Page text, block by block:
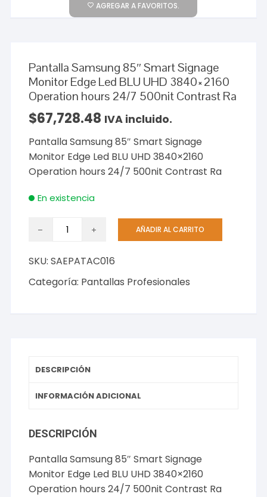
AGREGAR A FAVORITOS.
Pantalla Samsung 85″ Smart Signage
Monitor Edge Led BLU UHD 3840×2160
Operation hours 24/7 500nit Contrast Ra
$67,728.48 IVA incluido.
Pantalla Samsung 85″ Smart Signage
Monitor Edge Led BLU UHD 3840×2160
Operation hours 24/7 500nit Contrast Ra
En existencia
Pantalla
Smart
Signage
3840x2160
hours
Contrast
Ra
AÑADIR AL CARRITO
SKU:SAEPATAC016
Categoría: Pantallas Profesionales
DESCRIPCIÓN
INFORMACIÓN ADICIONAL
DESCRIPCIÓN
Pantalla Samsung 85″ Smart Signage
Monitor Edge Led BLU UHD 3840×2160
Operation hours 24/7 500nit Contrast Ra